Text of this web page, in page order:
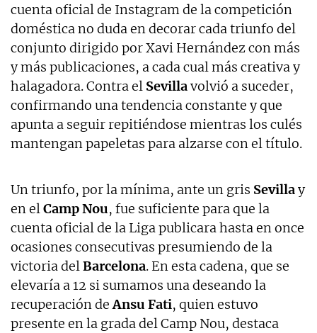
cuenta oficial de Instagram de la competición
doméstica no duda en decorar cada triunfo del
conjunto dirigido por Xavi Hernández con más
y más publicaciones, a cada cual más creativa y
halagadora. Contra el Sevillavolvió a suceder,
confirmando una tendencia constante y que
apunta a seguir repitiéndose mientras los culés
mantengan papeletas para alzarse con el título.
Un triunfo, por la mínima, ante un gris Sevillay
en elCamp Nou, fue suficiente para que la
cuenta oficial de la Liga publicara hasta en once
ocasiones consecutivas presumiendo de la
victoria delBarcelona. En esta cadena, que se
elevaría a 12 si sumamos una deseando la
recuperación deAnsu Fati, quien estuvo
presente en la grada del Camp Nou, destaca